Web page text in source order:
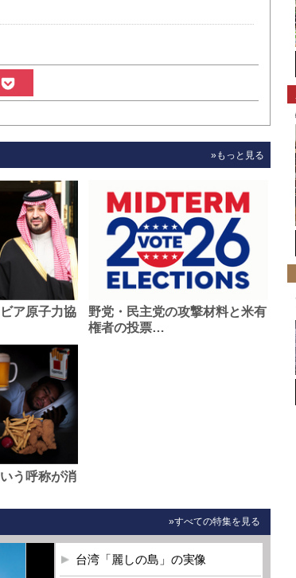
»もっと見る
ア原子力協
野党・民主党の攻撃材料と米有
権者の投票…
う呼称が消
»すべての特集を見る
台湾「麗しの島」の実像